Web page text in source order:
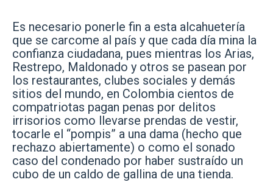
Es necesario ponerle fin a esta alcahuetería
que se carcome al país y que cada día mina la
confianza ciudadana, pues mientras los Arias,
Restrepo, Maldonado y otros se pasean por
los restaurantes, clubes sociales y demás
sitios del mundo, en Colombia cientos de
compatriotas pagan penas por delitos
irrisorios como llevarse prendas de vestir,
tocarle el “pompis” a una dama (hecho que
rechazo abiertamente) o como el sonado
caso del condenado por haber sustraído un
cubo de un caldo de gallina de una tienda.